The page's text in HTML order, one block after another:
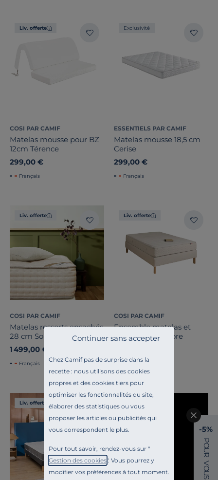
Chez Camif pas de surprise dans la
recette : nous utilisons des cookies
propres et des cookies tiers pour
optimiser les fonctionnalités du site,
élaborer des statistiques ou vous
proposer les articles ou publicités qui
vous correspondent le plus.
Pour tout savoir, rendez-vous sur "
Gestion des cookies". Vous pourrez y
modifier vos préférences à tout moment.
Continuer sans accepter
Liv. offerte
COSI PAR CAMIF
Matelas mousse pour BZ
12cm Térence
299,00 €
Français
Exclusivité
ESSENTIELS PAR CAMIF
Matelas mousse 18,5 cm
Cerise
299,00 €
Français
Liv. offerte
COSI PAR CAMIF
Matelas ressorts ensachés
28 cm Sonate 2
1 499,00 €
Français
Liv. offerte
COSI PAR CAMIF
Ensemble matelas et
sommier Théodore
Liv. offerte
-5%
P
O
U
R
V
O
U
S